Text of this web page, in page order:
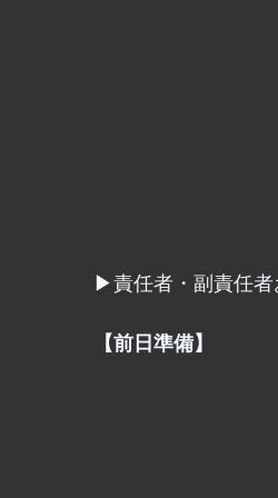
▶︎責任者・副責任者
【前日準備】